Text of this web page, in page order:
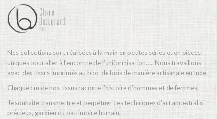
Nos collections sont réalisées à la main en petites séries et en pièces
uniques pour aller à l’encontre de l’uniformisation….. Nous travaillons
avec des tissus imprimés au bloc de bois de manière artisanale en Inde.
Chaque cm de nos tissus raconte l’histoire d’hommes et de femmes.
Je souhaite transmettre et perpétuer ces techniques d’art ancestral si
précieux, gardien du patrimoine humain.